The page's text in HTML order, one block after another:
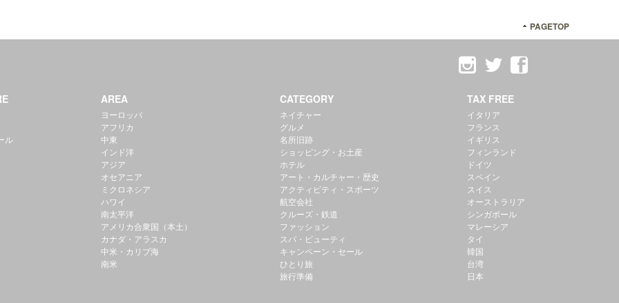
PAGETOP
ル
AREA
ヨーロッパ
アフリカ
中東
インド洋
アジア
オセアニア
ミクロネシア
ハワイ
南太平洋
アメリカ合衆国（本土）
カナダ・アラスカ
中米・カリブ海
南米
CATEGORY
ネイチャー
グルメ
名所旧跡
ショッピング・お土産
ホテル
アート・カルチャー・歴史
アクティビティ・スポーツ
航空会社
クルーズ・鉄道
ファッション
スパ・ビューティ
キャンペーン・セール
ひとり旅
旅行準備
TAX FREE
イタリア
フランス
イギリス
フィンランド
ドイツ
スペイン
スイス
オーストラリア
シンガポール
マレーシア
タイ
韓国
台湾
日本